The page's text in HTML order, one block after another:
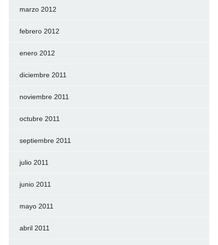
marzo 2012
febrero 2012
enero 2012
diciembre 2011
noviembre 2011
octubre 2011
septiembre 2011
julio 2011
junio 2011
mayo 2011
abril 2011